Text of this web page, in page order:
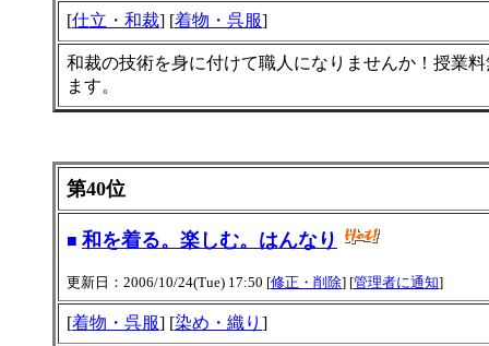
[仕立・和裁] [着物・呉服]
和裁の技術を身に付けて職人になりませんか！授業
ます。
第40位
■ 和を着る。楽しむ。はんなり
更新日：2006/10/24(Tue) 17:50 [修正・削除] [管理者に通知]
[着物・呉服] [染め・織り ]